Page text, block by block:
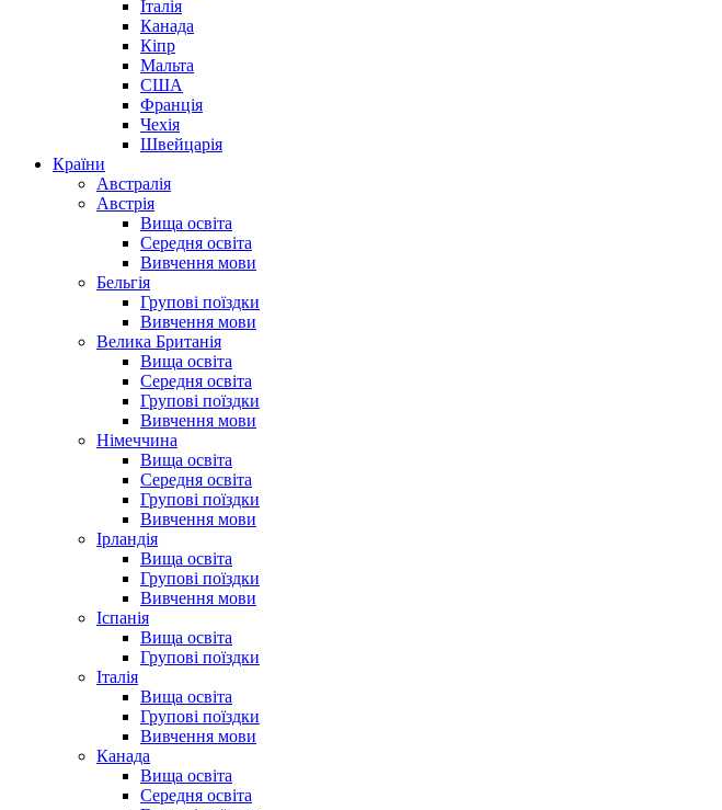
Італія
Канада
Кіпр
Мальта
США
Франція
Чехія
Швейцарія
Країни
Австралія
Австрія
Вища освіта
Середня освіта
Вивчення мови
Бельгія
Групові поїздки
Вивчення мови
Велика Британія
Вища освіта
Середня освіта
Групові поїздки
Вивчення мови
Німеччина
Вища освіта
Середня освіта
Групові поїздки
Вивчення мови
Ірландія
Вища освіта
Групові поїздки
Вивчення мови
Іспанія
Вища освіта
Групові поїздки
Італія
Вища освіта
Групові поїздки
Вивчення мови
Канада
Вища освіта
Середня освіта